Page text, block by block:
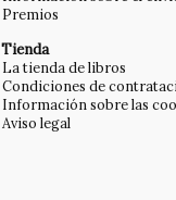
Premios
Tienda
La tienda de libros
Condiciones de
Información sobre las
Aviso legal